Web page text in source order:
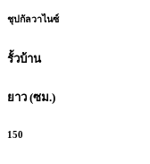
ชุปกัลวาไนซ์
รั้วบ้าน
ยาว (ซม.)
150